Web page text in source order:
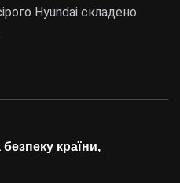
країни,
Hyundai складено